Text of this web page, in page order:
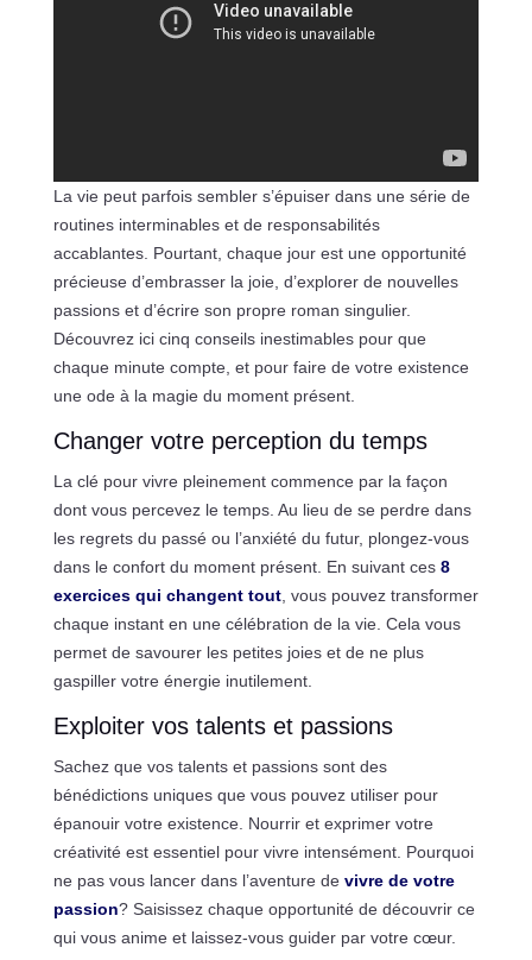
La vie peut parfois sembler s’épuiser dans une série de
routines interminables et de responsabilités
accablantes. Pourtant, chaque jour est une opportunité
précieuse d’embrasser la joie, d’explorer de nouvelles
passions et d’écrire son propre roman singulier.
Découvrez ici cinq conseils inestimables pour que
chaque minute compte, et pour faire de votre existence
une ode à la magie du moment présent.
Changer votre perception du temps
La clé pour vivre pleinement commence par la façon
dont vous percevez le temps. Au lieu de se perdre dans
les regrets du passé ou l’anxiété du futur, plongez-vous
dans le confort du moment présent. En suivant ces 8
exercices qui changent tout, vous pouvez transformer
chaque instant en une célébration de la vie. Cela vous
permet de savourer les petites joies et de ne plus
gaspiller votre énergie inutilement.
Exploiter vos talents et passions
Sachez que vos talents et passions sont des
bénédictions uniques que vous pouvez utiliser pour
épanouir votre existence. Nourrir et exprimer votre
créativité est essentiel pour vivre intensément. Pourquoi
ne pas vous lancer dans l’aventure de vivre de votre
passion? Saisissez chaque opportunité de découvrir ce
qui vous anime et laissez-vous guider par votre cœur.